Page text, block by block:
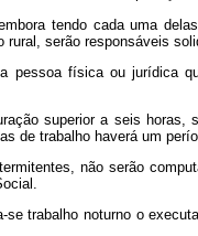
tendo cada uma
serão responsáveis
pessoa física ou jurídica
superior a seis
de trabalho haverá um
não serão
trabalho noturno o